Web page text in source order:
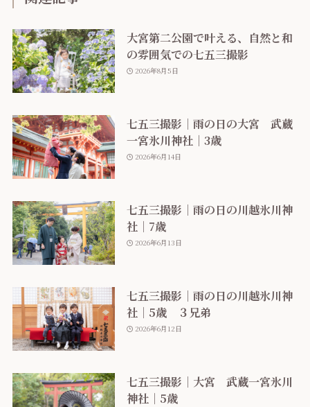
大宮第二公園で叶える、自然と和
の雰囲気での七五三撮影
2026年8月5日
七五三撮影｜雨の日の大宮 武蔵
一宮氷川神社｜3歳
2026年6月14日
七五三撮影｜雨の日の川越氷川神
社｜7歳
2026年6月13日
七五三撮影｜雨の日の川越氷川神
社｜5歳 ３兄弟
2026年6月12日
七五三撮影｜大宮 武蔵一宮氷川
神社｜5歳